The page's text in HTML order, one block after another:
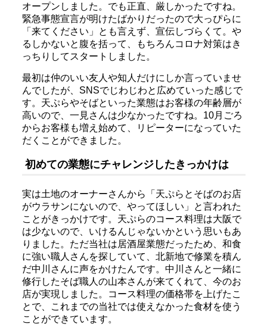
オープンしました。でも正直、厳しかったですね。
緊急事態宣言が明けたばかりだったので大っぴらに
「来てください」とも言えず、宣伝しづらくて。や
るしかないと腹を括って、もちろんコロナ対策はき
っちりしてスタートしました。
最初は仲のいい友人や知人だけにしか言っていませ
んでしたが、SNSでじわじわと広めていった感じで
す。天ぷらやそばといった業態はお客様の年齢層が
高いので、一見さんは少なかったですね。10月ごろ
からお客様も増え始めて、リピーターになっていた
だくことができました。
初めての業態にチャレンジしたきっかけは
実は土地のオーナーさんから「天ぷらとそばのお店
がウラサンにないので、やってほしい」と言われた
ことがきっかけです。天ぷらのコース料理は大阪で
は少ないので、いけるんじゃないかという思いもあ
りました。ただ当社は居酒屋業態だったため、和食
に強い職人さんを探していて、北新地で修業を積ん
だ中川さんに声をかけたんです。中川さんと一緒に
修行したそば職人の山本さんが来てくれて、今のお
店が実現しました。コース料理の価格帯を上げたこ
とで、これまでの当社では使えなかった食材を使う
ことができています。